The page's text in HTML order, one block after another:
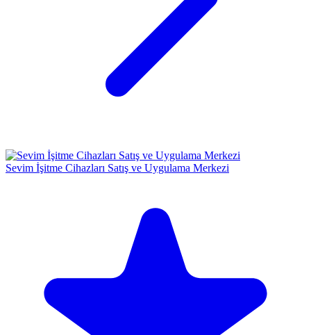
Sevim İşitme Cihazları Satış ve Uygulama Merkezi